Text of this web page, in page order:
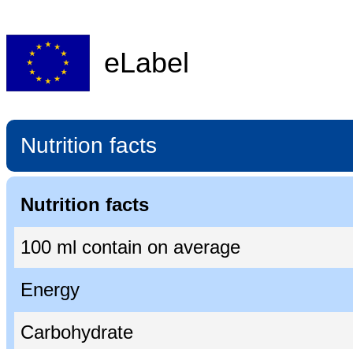
eLabel
Nutrition facts
Nutrition facts
100 ml contain on average
Energy
Carbohydrate